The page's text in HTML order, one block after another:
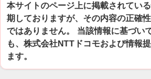
本サイトのページ上に掲載されてい
期しておりますが、その内容の正確
ではありません。 当該情報に基づい
も、株式会社NTTドコモおよび情報
ます。